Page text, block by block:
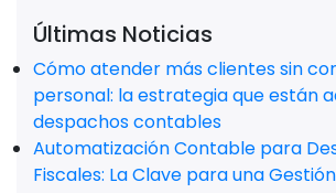
Últimas Noticias
Cómo atender más clientes sin
personal: la estrategia que están
despachos contables
Automatización Contable para
Fiscales: La Clave para una